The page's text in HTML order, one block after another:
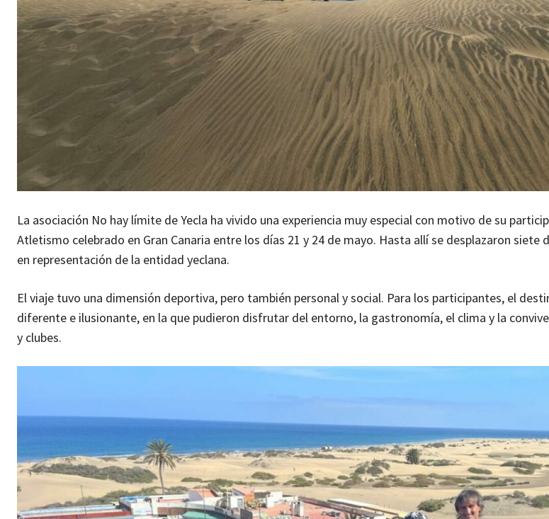
La asociación No hay límite de Yecla ha vivido una experiencia muy especial con motivo de su
Atletismo celebrado en Gran Canaria entre los días 21 y 24 de mayo. Hasta allí se desplazaron
en representación de la entidad yeclana.
El viaje tuvo una dimensión deportiva, pero también personal y social. Para los participantes, el
diferente e ilusionante, en la que pudieron disfrutar del entorno, la gastronomía, el clima y la
y clubes.